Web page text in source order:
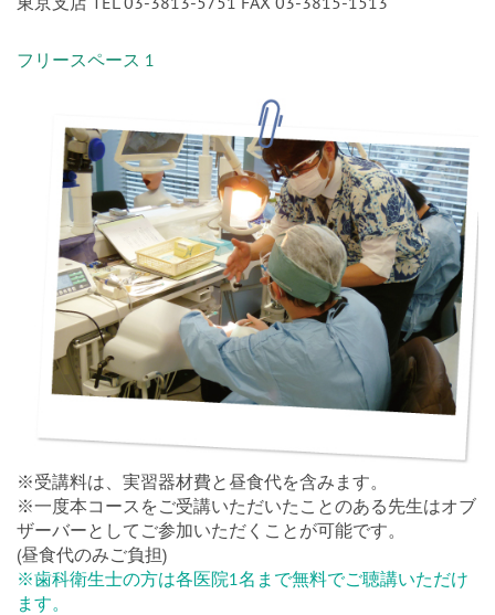
フリースペース 1
※受講料は、実習器材費と昼食代を含みます。
※一度本コースをご受講いただいたことのある先生はオブ
ザーバーとしてご参加いただくことが可能です。
(昼食代のみご負担)
※歯科衛生士の方は各医院1名まで無料でご聴講いただけ
ます。